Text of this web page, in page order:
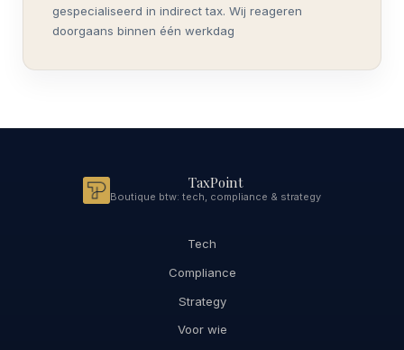
gespecialiseerd in indirect tax. Wij reageren
doorgaans binnen één werkdag
TaxPoint
Boutique btw: tech, compliance & strategy
Tech
Compliance
Strategy
Voor wie